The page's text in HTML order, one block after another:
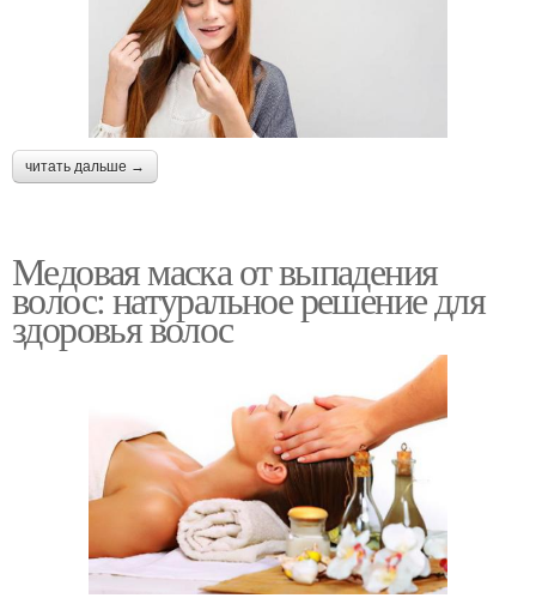
читать дальше →
Медовая маска от выпадения
волос: натуральное решение для
здоровья волос